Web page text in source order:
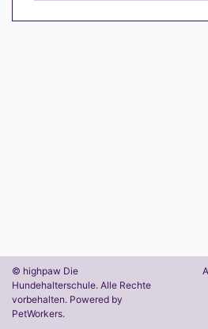
© highpaw Die
Hundehalterschule. Alle Rechte
vorbehalten. Powered by
PetWorkers.